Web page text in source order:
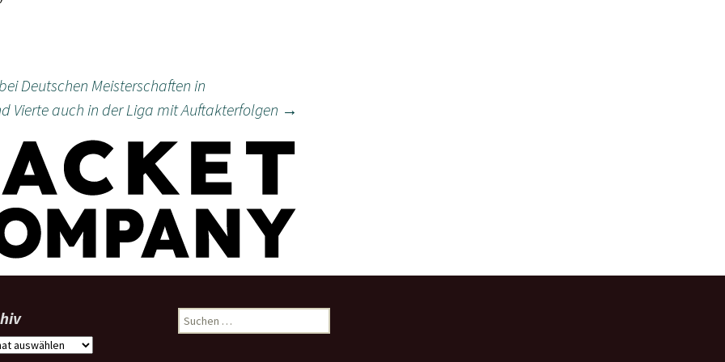
Deutschen Meisterschaften in
Vierte auch in der Liga mit Auftakterfolgen →
Suchen
nach: